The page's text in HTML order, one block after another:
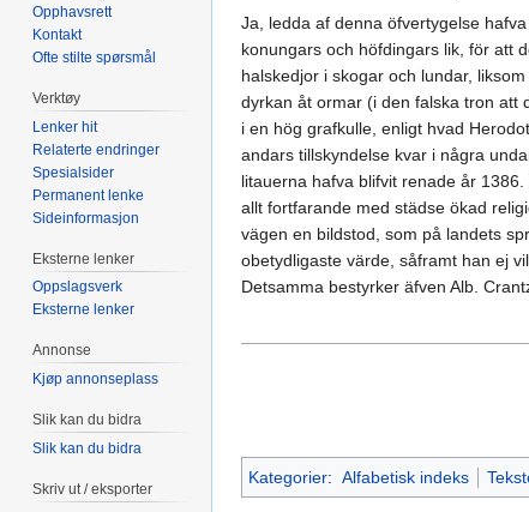
Ja, ledda af denna öfvertygelse
konungars och höfdingars lik, för att
halskedjor i skogar och lundar,
dyrkan åt ormar (i den falska tron att
i en hög grafkulle, enligt hvad
andars tillskyndelse kvar i några
litauerna hafva blifvit renade år
allt fortfarande med städse ökad
vägen en bildstod, som på landets
obetydligaste värde, såframt han ej
Detsamma bestyrker äfven Alb.
Kategorier: Alfabetisk indeks
Opphavsrett
Kontakt
Ofte stilte spørsmål
Verktøy
Lenker hit
Relaterte endringer
Spesialsider
Permanent lenke
Sideinformasjon
Eksterne lenker
Oppslagsverk
Eksterne lenker
Annonse
Kjøp annonseplass
Slik kan du bidra
Slik kan du bidra
Skriv ut / eksporter